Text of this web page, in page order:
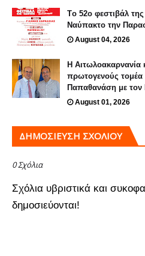
Tο 52ο φεστιβάλ
Ναύπακτο την
August 04, 2026
H Αιτωλοακαρνανία
πρωτογενούς
Παπαθανάση με
August 01, 2026
ΔΗΜΟΣΊΕΥΣΗ ΣΧΟΛΊΟΥ
0 Σχόλια
Σχόλια υβριστικά και
δημοσιεύονται!